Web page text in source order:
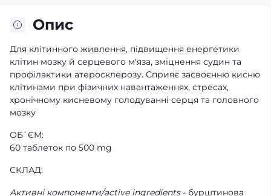
Опис
Для клітинного живлення, підвищення енергетики
клітин мозку й серцевого м'яза, зміцнення судин та
профілактики атеросклерозу. Сприяє засвоєнню кисню
клітинами при фізичних навантаженнях, стресах,
хронічному кисневому голодуванні серця та головного
мозку
ОБ`ЄМ:
60 таблеток по 500 mg
СКЛАД:
Активні компоненти/active ingredients- бурштинова